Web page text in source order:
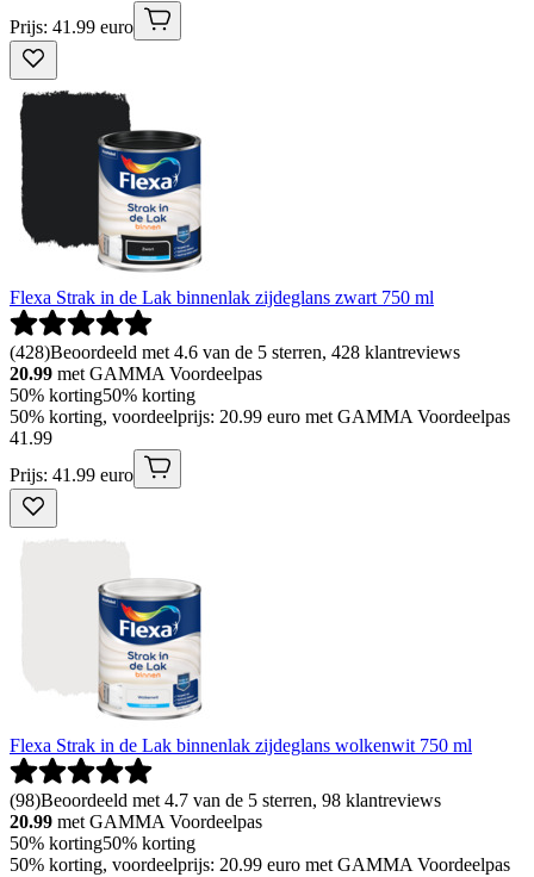
Prijs: 41.99 euro
Flexa Strak in de Lak binnenlak zijdeglans zwart 750 ml
(428)Beoordeeld met 4.6 van de 5 sterren, 428 klantreviews
20.99 met GAMMA Voordeelpas
50% korting50% korting
50% korting, voordeelprijs: 20.99 euro met GAMMA Voordeelpas
41.99
Prijs: 41.99 euro
Flexa Strak in de Lak binnenlak zijdeglans wolkenwit 750 ml
(98)Beoordeeld met 4.7 van de 5 sterren, 98 klantreviews
20.99 met GAMMA Voordeelpas
50% korting50% korting
50% korting, voordeelprijs: 20.99 euro met GAMMA Voordeelpas